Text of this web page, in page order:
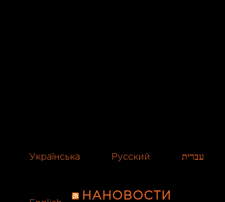
Українська Русский עברית
НАНОВОСТИ